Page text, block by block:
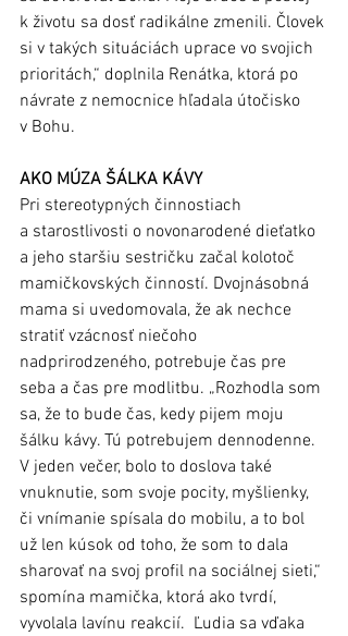
k životu sa dosť radikálne zmenili. Človek
si v takých situáciách uprace vo svojich
prioritách,“ doplnila Renátka, ktorá po
návrate z nemocnice hľadala útočisko
v Bohu.
AKO MÚZA ŠÁLKA KÁVY
Pri stereotypných činnostiach
a starostlivosti o novonarodené dieťatko
a jeho staršiu sestričku začal kolotoč
mamičkovských činností. Dvojnásobná
mama si uvedomovala, že ak nechce
stratiť vzácnosť niečoho
nadprirodzeného, potrebuje čas pre
seba a čas pre modlitbu. „Rozhodla som
sa, že to bude čas, kedy pijem moju
šálku kávy. Tú potrebujem dennodenne.
V jeden večer, bolo to doslova také
vnuknutie, som svoje pocity, myšlienky,
či vnímanie spísala do mobilu, a to bol
už len kúsok od toho, že som to dala
sharovať na svoj profil na sociálnej sieti,“
spomína mamička, ktorá ako tvrdí,
vyvolala lavínu reakcií.  Ľudia sa vďaka